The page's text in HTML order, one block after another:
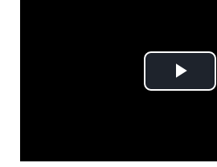
Play